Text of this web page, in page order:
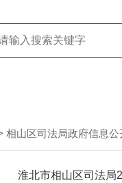
相山区司法局政府信息公
淮北市相山区司法局